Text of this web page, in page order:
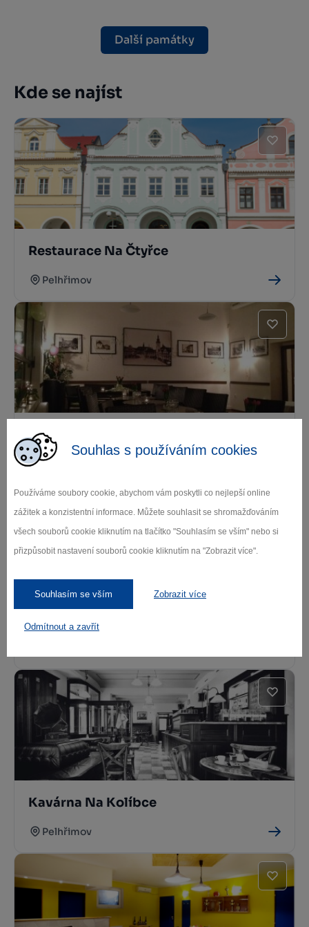
Souhlas s používáním cookies
Používáme soubory cookie, abychom vám poskytli co nejlepší online
zážitek a konzistentní informace. Můžete souhlasit se shromažďováním
všech souborů cookie kliknutím na tlačítko "Souhlasím se vším" nebo si
přizpůsobit nastavení souborů cookie kliknutím na "Zobrazit více".
Souhlasím se vším Zobrazit více
Odmítnout a zavřít
Další památky
Kde se najíst
Restaurace Na Čtyřce
Pelhřimov
Kavárna Ateliér
Pelhřimov
Kavárna Na Kolíbce
Pelhřimov